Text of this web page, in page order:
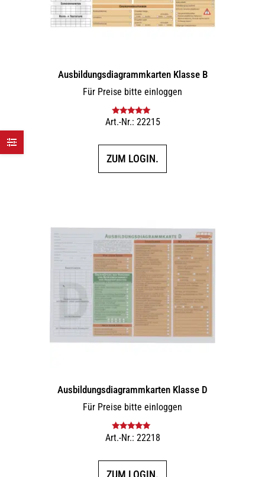
Ausbildungs­dia­gramm­karten Klasse B
Für Preise bitte einloggen
Bewertet mit
Art.-Nr.: 22215
ZUM LOGIN.
Ausbildungs­dia­gramm­karten Klasse D
Für Preise bitte einloggen
Bewertet mit
Art.-Nr.: 22218
ZUM LOGIN.